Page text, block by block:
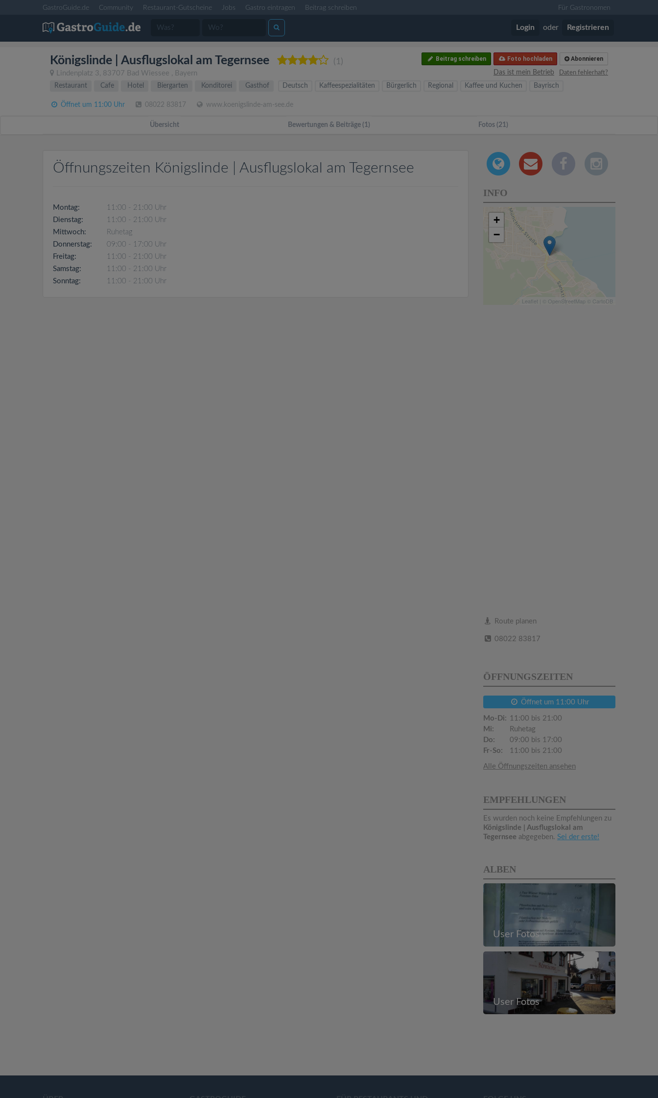
GastroGuide.de Community Restaurant-Gutscheine Jobs Gastro eintragen Beitrag schreiben Für Gastronomen
Login oder Registrieren
Königslinde | Ausflugslokal am Tegernsee (1)
Lindenplatz 3, 83707 Bad Wiessee , Bayern
Abonnieren
Foto hochladen
Beitrag schreiben
Daten fehlerhaft?
Das ist mein Betrieb
Restaurant
Cafe Hotel Biergarten Konditorei Gasthof Deutsch Kaffeespezialitäten Bürgerlich Regional Kaffee und Kuchen Bayrisch
Öffnet um 11:00 Uhr 08022 83817 www.koenigslinde-am-see.de
Übersicht Bewertungen & Beiträge (1) Fotos (21)
Öffnungszeiten Königslinde | Ausflugslokal am Tegernsee
Montag:
11:00 - 21:00 Uhr
Dienstag:
11:00 - 21:00 Uhr
Mittwoch:
Ruhetag
Donnerstag:
09:00 - 17:00 Uhr
Freitag:
11:00 - 21:00 Uhr
Samstag:
11:00 - 21:00 Uhr
Sonntag:
11:00 - 21:00 Uhr
INFO
+
−
Leaflet | © OpenStreetMap © CartoDB
Route planen
08022 83817
ÖFFNUNGSZEITEN
Öffnet um 11:00 Uhr
Mo-Di: 11:00 bis 21:00
Mi:
Ruhetag
Do:
09:00 bis 17:00
Fr-So:
11:00 bis 21:00
Alle Öffnungszeiten ansehen
EMPFEHLUNGEN
Es wurden noch keine Empfehlungen zu
Königslinde | Ausflugslokal am
Tegernsee abgegeben. Sei der erste!
ALBEN
User Fotos
User Fotos